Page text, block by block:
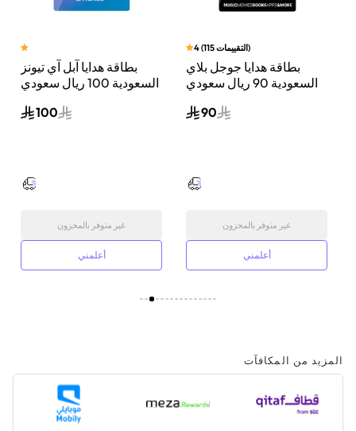
بطاقة هدايا آبل آي تيونز
السعودية 100 ريال سعودي
الإلكتروني أزرق/وردي
100
غير متوفر بالمخزون
أعلمني
4(115التقييمات)
بطاقة هدايا جوجل بلاي
السعودية 90 ريال سعودي
الإلكتروني أسود
90
غير متوفر بالمخزون
أعلمني
المزيد من المكافآت